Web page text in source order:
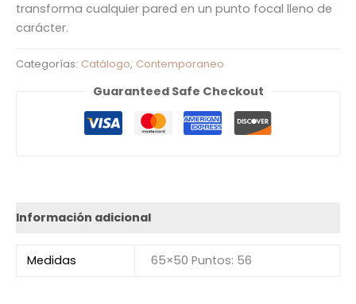
transforma cualquier pared en un punto focal lleno de
carácter.
Categorías: Catálogo, Contemporaneo
Guaranteed Safe Checkout
Información adicional
Medidas 65×50 Puntos: 56